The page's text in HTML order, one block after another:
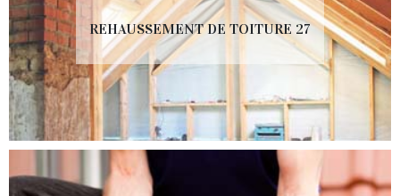
REHAUSSEMENT DE TOITURE 27